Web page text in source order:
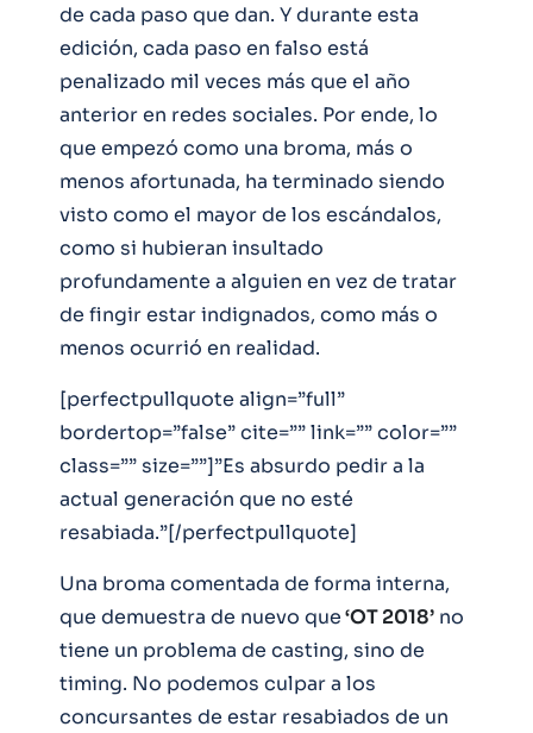
de cada paso que dan. Y durante esta
edición, cada paso en falso está
penalizado mil veces más que el año
anterior en redes sociales. Por ende, lo
que empezó como una broma, más o
menos afortunada, ha terminado siendo
visto como el mayor de los escándalos,
como si hubieran insultado
profundamente a alguien en vez de tratar
de fingir estar indignados, como más o
menos ocurrió en realidad.
[perfectpullquote align=”full”
bordertop=”false” cite=”” link=”” color=””
class=”” size=””]”Es absurdo pedir a la
actual generación que no esté
resabiada.”[/perfectpullquote]
Una broma comentada de forma interna,
que demuestra de nuevo que‘OT 2018’ no
tiene un problema de casting, sino de
timing. No podemos culpar a los
concursantes de estar resabiados de un